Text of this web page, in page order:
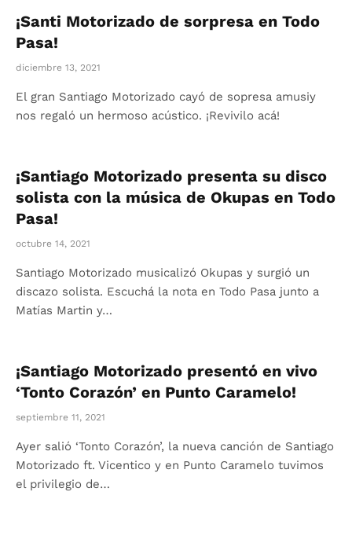
¡Santi Motorizado de sorpresa en Todo
Pasa!
diciembre 13, 2021
El gran Santiago Motorizado cayó de sopresa amusiy
nos regaló un hermoso acústico. ¡Revivilo acá!
¡Santiago Motorizado presenta su disco
solista con la música de Okupas en Todo
Pasa!
octubre 14, 2021
Santiago Motorizado musicalizó Okupas y surgió un
discazo solista. Escuchá la nota en Todo Pasa junto a
Matías Martin y…
¡Santiago Motorizado presentó en vivo
‘Tonto Corazón’ en Punto Caramelo!
septiembre 11, 2021
Ayer salió ‘Tonto Corazón’, la nueva canción de Santiago
Motorizado ft. Vicentico y en Punto Caramelo tuvimos
el privilegio de…